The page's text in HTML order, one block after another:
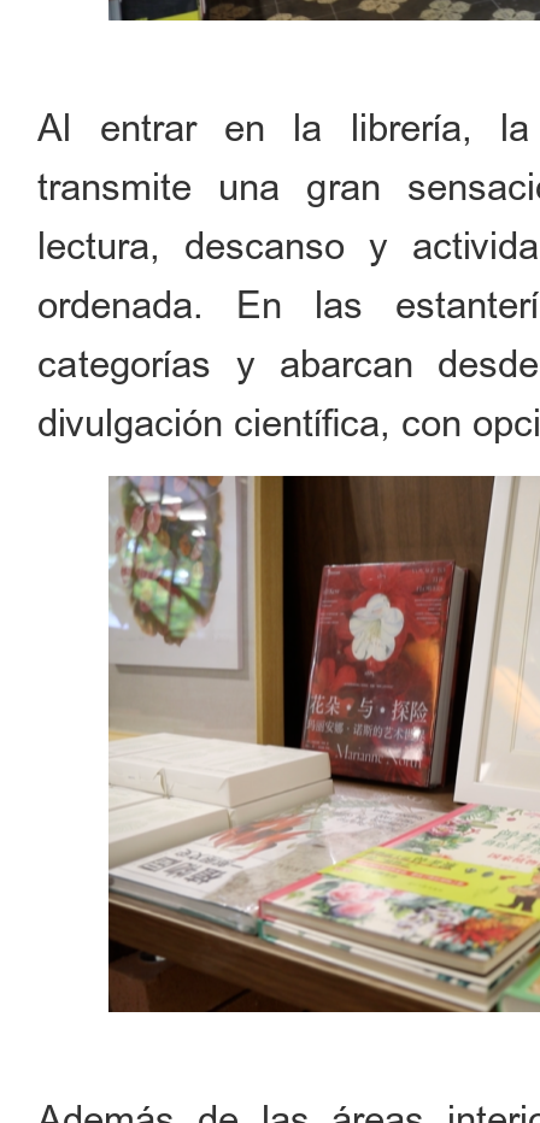
Al entrar en la librería, la
transmite una gran
lectura, descanso y
ordenada. En las
categorías y abarcan
divulgación científica, con